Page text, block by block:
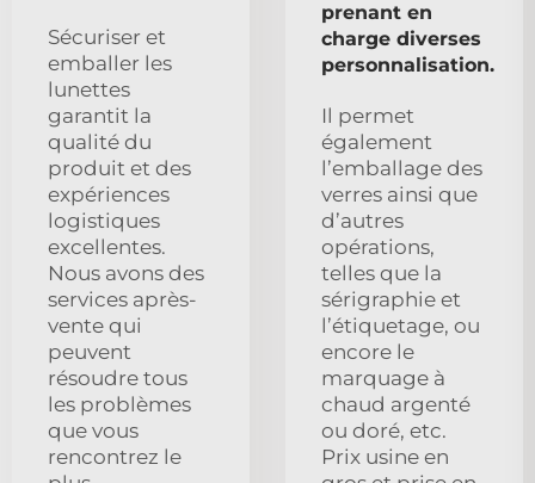
Sécuriser et
emballer les
lunettes
garantit la
qualité du
produit et des
expériences
logistiques
excellentes.
Nous avons des
services après-
vente qui
peuvent
résoudre tous
les problèmes
que vous
rencontrez le
prenant en
charge diverses
personnalisation.
Il permet
également
l’emballage des
verres ainsi que
d’autres
opérations,
telles que la
sérigraphie et
l’étiquetage, ou
encore le
marquage à
chaud argenté
ou doré, etc.
Prix usine en